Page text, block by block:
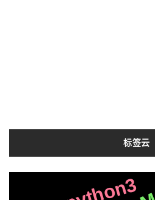
标签云
nginx